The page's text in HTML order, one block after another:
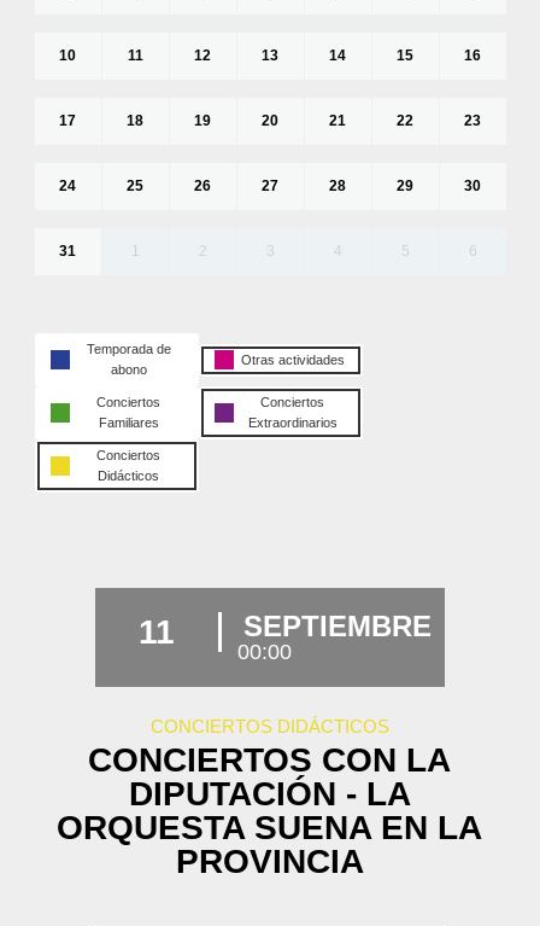
10 11 12 13 14 15 16
17 18 19 20 21 22 23
24 25 26 27 28 29 30
31 1 2 3 4 5 6
Temporada de
abono
Otras actividades
Conciertos
Familiares
Conciertos
Extraordinarios
Conciertos
Didácticos
11 SEPTIEMBRE
00:00
CONCIERTOS DIDÁCTICOS
CONCIERTOS CON LA
DIPUTACIÓN - LA
ORQUESTA SUENA EN LA
PROVINCIA